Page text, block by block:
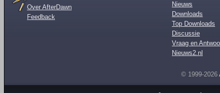
Over AfterDawn
Feedback
Nieuws
Downloads
Top Downloads
Discussie
Vraag en
Nieuws2.nl
© 1999-2026